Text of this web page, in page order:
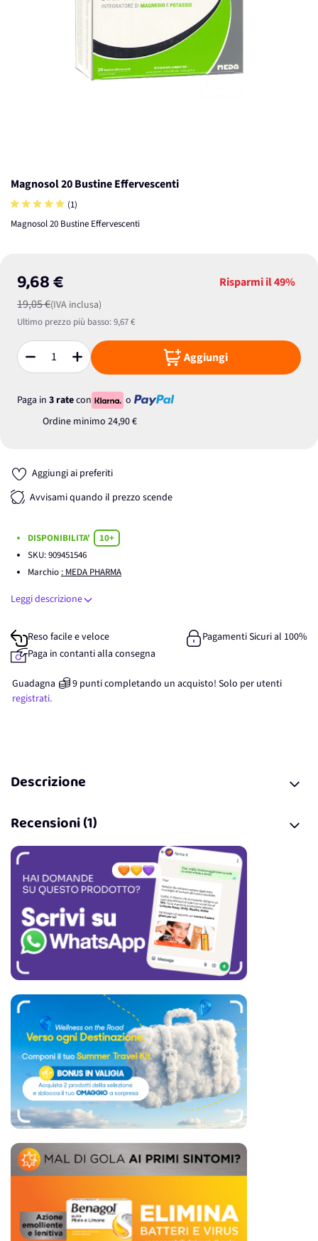
Magnosol 20 Bustine Effervescenti
(1)
Magnosol 20 Bustine Effervescenti
9,68 €
19,05 €(IVA inclusa)
Risparmi il49%
Ultimo prezzo più basso:9,67 €
Quantità Aggiungi
Paga in 3 ratecon
o
Ordine minimo 24,90 €
Aggiungi ai preferiti
Avvisami quando il prezzo scende
DISPONIBILITA'
10+
SKU:909451546
Marchio : MEDA PHARMA
Leggi descrizione
Reso facile e veloce
Pagamenti Sicuri al 100%
Paga in contanti alla consegna
Guadagna 9 punticompletando un acquisto! Solo per utenti
registrati.
Descrizione
Recensioni (1)